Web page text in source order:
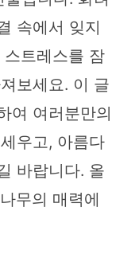
속에서 잊지
트레스를 잠
보세요. 이 글
여 여러분만의
우고, 아름다
바랍니다. 올
무의 매력에